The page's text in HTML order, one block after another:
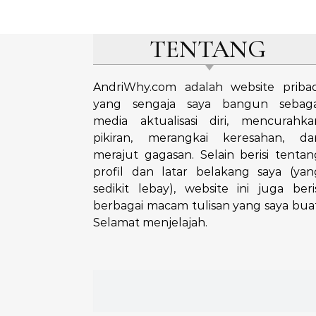
TENTANG
AndriWhy.com adalah website
yang sengaja saya bangun
media aktualisasi diri,
pikiran, merangkai keresahan,
merajut gagasan. Selain berisi
profil dan latar belakang saya
sedikit lebay), website ini juga
berbagai macam tulisan yang saya
Selamat menjelajah.